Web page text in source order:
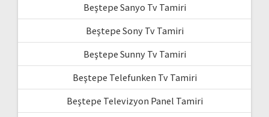
Beştepe Sanyo Tv Tamiri
Beştepe Sony Tv Tamiri
Beştepe Sunny Tv Tamiri
Beştepe Telefunken Tv Tamiri
Beştepe Televizyon Panel Tamiri